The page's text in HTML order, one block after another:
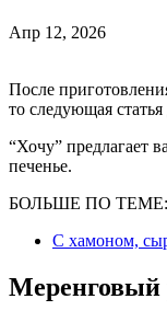
Апр 12, 2026
После
то следующая статья
“Хочу” предлагает
печенье.
БОЛЬШЕ ПО ТЕМЕ:
С хамоном,
Меренговый